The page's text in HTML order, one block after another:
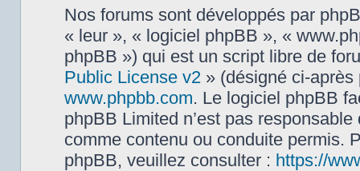
Nos forums sont développés par
« leur », « logiciel phpBB », «
phpBB ») qui est un script libre de
Public License v2 » (désigné ci-
www.phpbb.com. Le logiciel phpBB
phpBB Limited n’est pas
comme contenu ou conduite permis.
phpBB, veuillez consulter : https://